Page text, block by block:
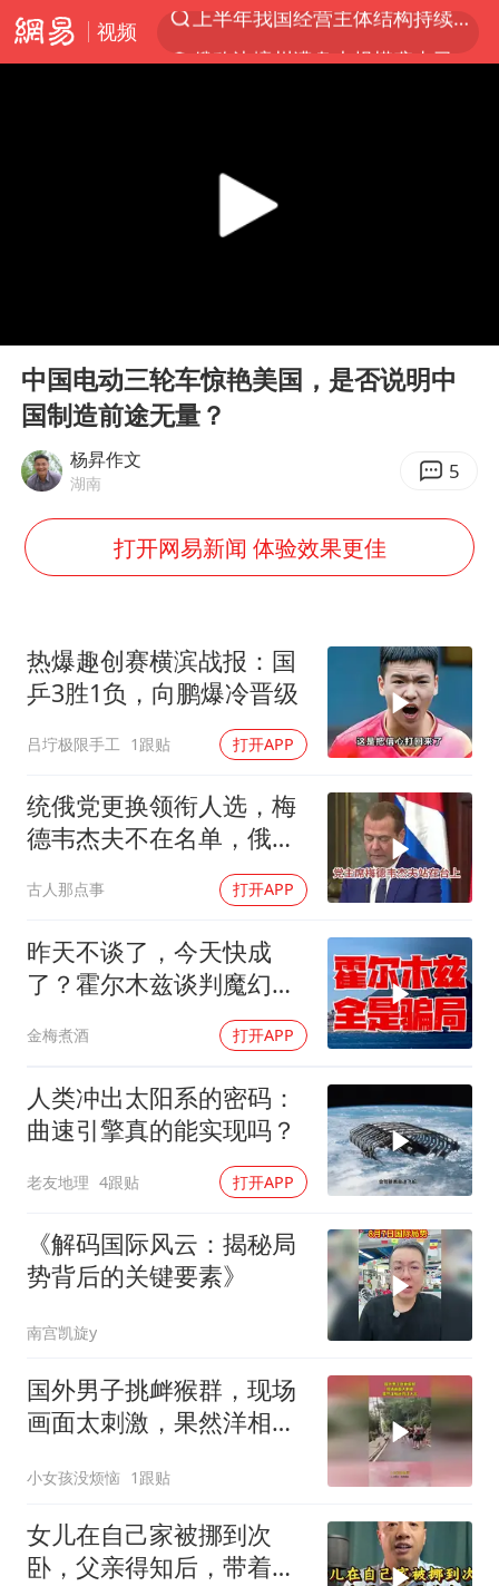
视频
俄称边境州遭乌大规模袭击已致13伤
白海豚北上或致京津冀暴雨
10余省份将出现强风雨 局地特大暴雨
新疆一婚礼线上邀请引热议
云南一男子胃中取出180颗铁钉
Play
中国电动三轮车惊艳美国，是否说明中
国制造前途无量？
杨昇作文
湖南 5
打开网易新闻 体验效果更佳
热爆趣创赛横滨战报：国
乒3胜1负，向鹏爆冷晋级
吕坾极限手工 1跟贴 打开APP
统俄党更换领衔人选，梅
德韦杰夫不在名单，俄政
坛释放出什么信号？
古人那点事 打开APP
昨天不谈了，今天快成
了？霍尔木兹谈判魔幻反
金梅煮酒 打开APP
人类冲出太阳系的密码：
曲速引擎真的能实现吗？
老友地理 4跟贴 打开APP
《解码国际风云：揭秘局
势背后的关键要素》
南宫凯旋y
国外男子挑衅猴群，现场
画面太刺激，果然洋相还
小女孩没烦恼 1跟贴
女儿在自己家被挪到次
卧，父亲得知后，带着中